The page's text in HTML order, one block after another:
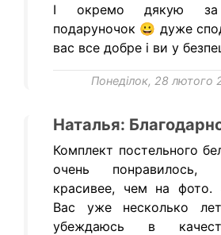
І окремо дякую за
подаруночок 😀 дуже
вас все добре і ви у
Понеділок, 28 лютого
Наталья:
Комплект постельного
очень
красивее, чем на фото.
Вас уже несколько
убеждаюсь в